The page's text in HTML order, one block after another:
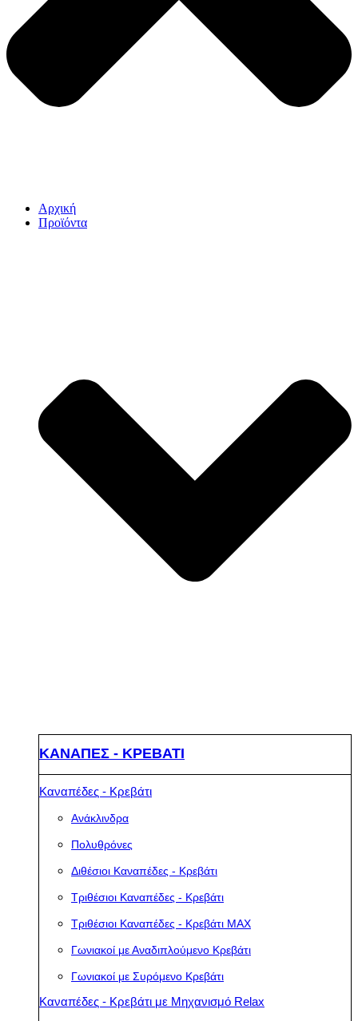
Αρχική
Προϊόντα
ΚΑΝΑΠΕΣ - ΚΡΕΒΑΤΙ
Καναπέδες - Κρεβάτι
Ανάκλινδρα
Πολυθρόνες
Διθέσιοι Καναπέδες - Κρεβάτι
Τριθέσιοι Καναπέδες - Κρεβάτι
Τριθέσιοι Καναπέδες - Κρεβάτι MAX
Γωνιακοί με Αναδιπλούμενο Κρεβάτι
Γωνιακοί με Συρόμενο Κρεβάτι
Καναπέδες - Κρεβάτι με Μηχανισμό Relax